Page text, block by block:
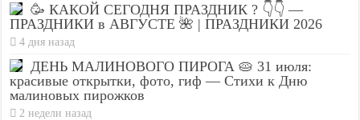
🥳 КАКОЙ СЕГОДНЯ ПРАЗДНИК ? 👇👇 —
ПРАЗДНИКИ в АВГУСТЕ 🌺 | ПРАЗДНИКИ 2026
4 дня назад
ДЕНЬ МАЛИНОВОГО ПИРОГА 🥧 31 июля:
красивые открытки, фото, гиф — Стихи к Дню
малиновых пирожков
2 недели назад